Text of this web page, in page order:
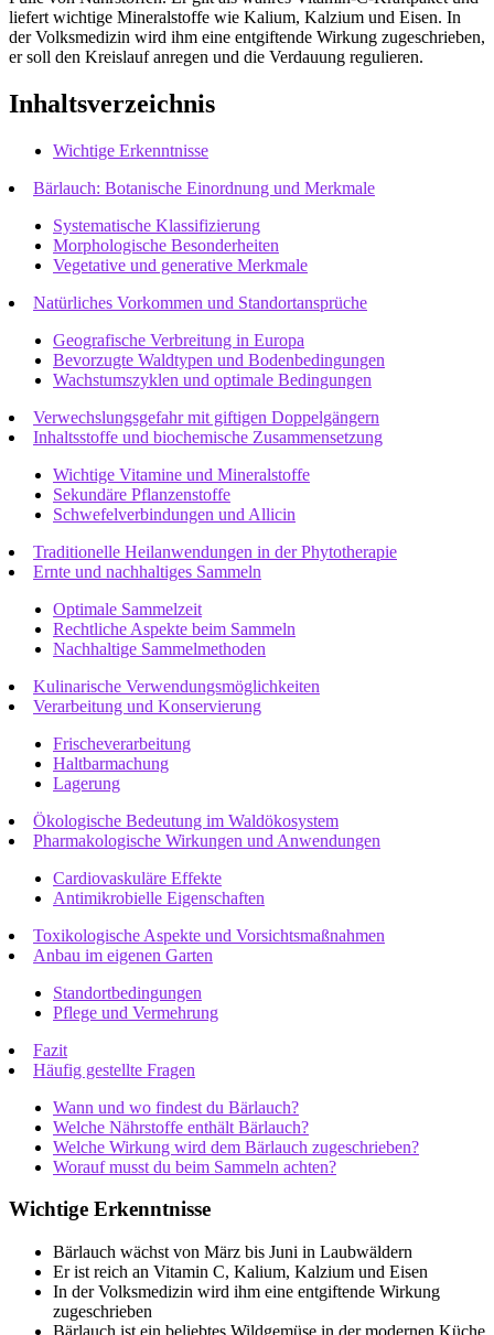
liefert wichtige Mineralstoffe wie Kalium, Kalzium und Eisen. In
der Volksmedizin wird ihm eine entgiftende Wirkung zugeschrieben,
er soll den Kreislauf anregen und die Verdauung regulieren.
Inhaltsverzeichnis
Wichtige Erkenntnisse
Bärlauch: Botanische Einordnung und Merkmale
Systematische Klassifizierung
Morphologische Besonderheiten
Vegetative und generative Merkmale
Natürliches Vorkommen und Standortansprüche
Geografische Verbreitung in Europa
Bevorzugte Waldtypen und Bodenbedingungen
Wachstumszyklen und optimale Bedingungen
Verwechslungsgefahr mit giftigen Doppelgängern
Inhaltsstoffe und biochemische Zusammensetzung
Wichtige Vitamine und Mineralstoffe
Sekundäre Pflanzenstoffe
Schwefelverbindungen und Allicin
Traditionelle Heilanwendungen in der Phytotherapie
Ernte und nachhaltiges Sammeln
Optimale Sammelzeit
Rechtliche Aspekte beim Sammeln
Nachhaltige Sammelmethoden
Kulinarische Verwendungsmöglichkeiten
Verarbeitung und Konservierung
Frischeverarbeitung
Haltbarmachung
Lagerung
Ökologische Bedeutung im Waldökosystem
Pharmakologische Wirkungen und Anwendungen
Cardiovaskuläre Effekte
Antimikrobielle Eigenschaften
Toxikologische Aspekte und Vorsichtsmaßnahmen
Anbau im eigenen Garten
Standortbedingungen
Pflege und Vermehrung
Fazit
Häufig gestellte Fragen
Wann und wo findest du Bärlauch?
Welche Nährstoffe enthält Bärlauch?
Welche Wirkung wird dem Bärlauch zugeschrieben?
Worauf musst du beim Sammeln achten?
Wichtige Erkenntnisse
Bärlauch wächst von März bis Juni in Laubwäldern
Er ist reich an Vitamin C, Kalium, Kalzium und Eisen
In der Volksmedizin wird ihm eine entgiftende Wirkung
zugeschrieben
Bärlauch ist ein beliebtes Wildgemüse in der modernen Küche